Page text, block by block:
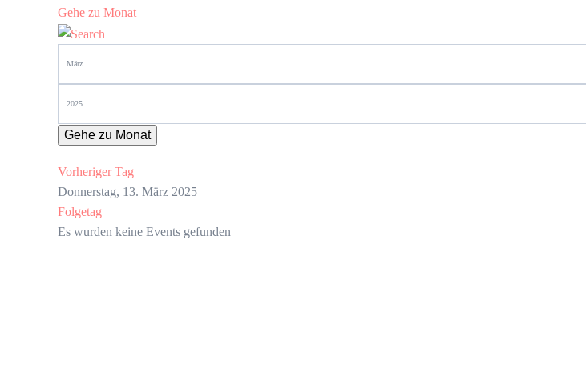
Gehe zu Monat
Gehe zu Monat
Vorheriger Tag
Donnerstag, 13. März 2025
Folgetag
Es wurden keine Events gefunden